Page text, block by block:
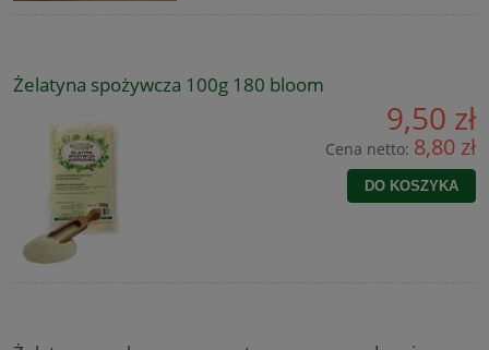
Żelatyna spożywcza 100g 180 bloom
9,50 zł
Cena netto: 8,80 zł
DO KOSZYKA